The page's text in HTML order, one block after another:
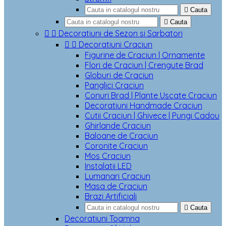
 Cauta
 Cauta
  Decoratiuni de Sezon si Sarbatori
  Decoratiuni Craciun
Figurine de Craciun | Ornamente
Flori de Craciun | Crengute Brad
Globuri de Craciun
Panglici Craciun
Conuri Brad | Plante Uscate Craciun
Decoratiuni Handmade Craciun
Cutii Craciun | Ghivece | Pungi Cadou
Ghirlande Craciun
Baloane de Craciun
Coronite Craciun
Mos Craciun
Instalatii LED
Lumanari Craciun
Masa de Craciun
Brazi Artificiali
 Cauta
Decoratiuni Toamna